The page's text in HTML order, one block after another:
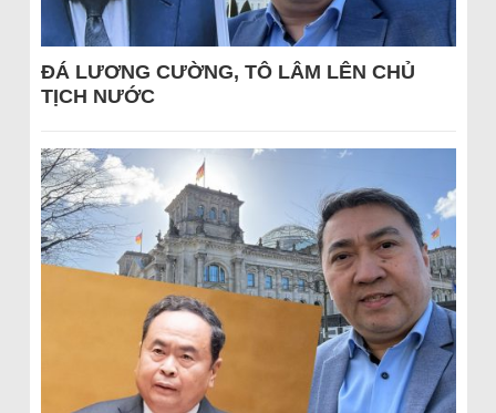
ĐÁ LƯƠNG CƯỜNG, TÔ LÂM LÊN CHỦ
TỊCH NƯỚC